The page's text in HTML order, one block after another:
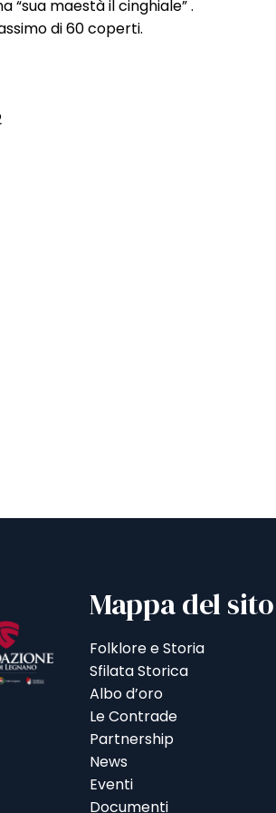
“sua maestà il cinghiale” .
di 60 coperti.
Mappa del sito
Folklore e Storia
Sfilata Storica
Albo d’oro
Le Contrade
Partnership
News
Eventi
Documenti